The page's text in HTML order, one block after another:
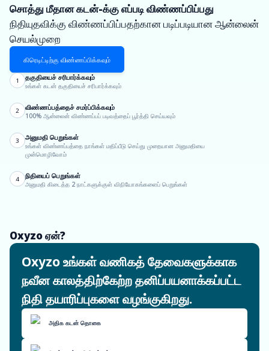
சொத்து மீதான கடன்-க்கு எப்படி விண்ணப்பிப்பது
நிதியுதவிக்கு விண்ணப்பிப்பதற்கான படிப்படியான ஆன்லைன்
செயல்முறை
கிரெடிட்டிற்கு விண்ணப்பிக்கவும்
1 தகுதியைச் சரிபார்க்கவும்
உங்கள் கடன் தகுதியைச் சரிபார்க்கவும்
2 விண்ணப்பத்தைச் சமர்ப்பிக்கவும்
100% ஆன்லைன் விண்ணப்பப் படிவத்தைப் பூர்த்தி செய்யவும்
3 அனுமதி பெறுங்கள்
உங்கள் விண்ணப்பத்தை நாங்கள் மதிப்பீடு செய்து முறையான அனுமதியை
முன்மொழிவோம்
4 நிதியைப் பெறுங்கள்
அனுமதி கிடைத்த 2 நாட்களுக்குள் விநியோகங்களைப் பெறுங்கள்
Oxyzo ஏன்?
Oxyzo உங்கள் வணிகத் தேவைகளுக்காக
நவீன காலத்திற்கேற்ற தனிப்பயனாக்கப்பட்ட
நிதி தயாரிப்புகளை வழங்குகிறது.
அதிக கடன் தொகை